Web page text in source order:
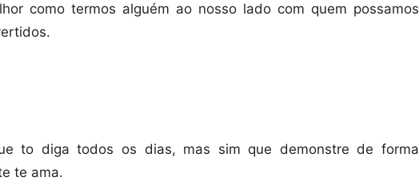
como termos alguém ao nosso lado com quem possamos
to diga todos os dias, mas sim que demonstre de forma
te ama.